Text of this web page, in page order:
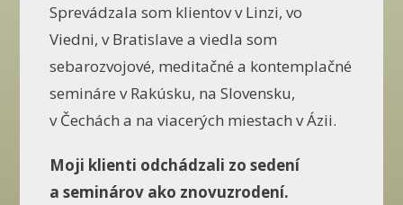
Sprevádzala som klientov v Linzi, vo
Viedni, v Bratislave a viedla som
sebarozvojové, meditačné a kontemplačné
semináre v Rakúsku, na Slovensku,
v Čechách a na viacerých miestach v Ázii.
Moji klienti odchádzali zo sedení
a seminárov ako znovuzrodení.